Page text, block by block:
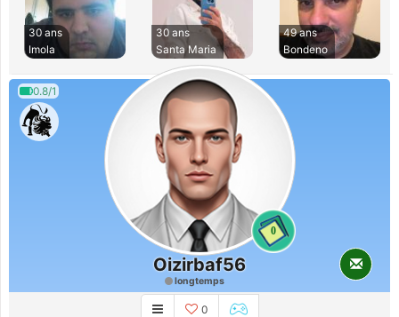
30 ans
Imola
30 ans
Santa Maria
49 ans
Bondeno
0.8/1
0
Oizirbaf56
longtemps
0